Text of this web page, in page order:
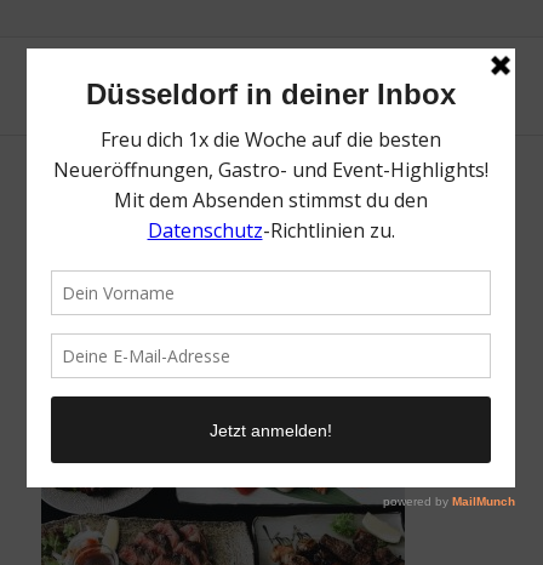
Top 15 Spots auf der Immermannstraße |